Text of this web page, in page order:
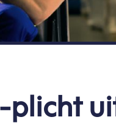
plicht